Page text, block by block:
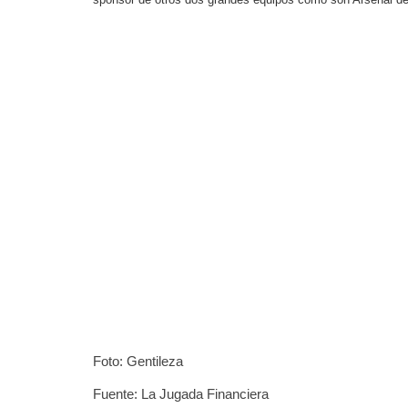
Foto: Gentileza
Fuente: La Jugada Financiera